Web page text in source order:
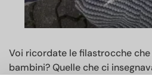
Voi ricordate le filastrocche
bambini? Quelle che ci